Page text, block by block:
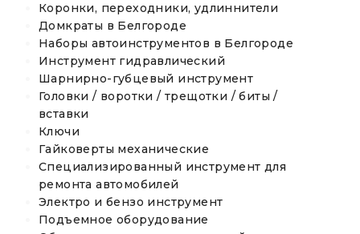
Коронки, переходники, удлиннители
Домкраты в Белгороде
Наборы автоинструментов в Белгороде
Инструмент гидравлический
Шарнирно-губцевый инструмент
Головки / воротки / трещотки / биты /
вставки
Ключи
Гайковерты механические
Специализированный инструмент для
ремонта автомобилей
Электро и бензо инструмент
Подъемное оборудование